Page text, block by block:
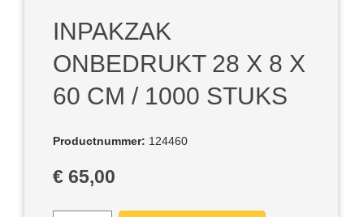
INPAKZAK
ONBEDRUKT 28 X 8 X
60 CM / 1000 STUKS
Productnummer: 124460
Normale prijs:
€ 65,00